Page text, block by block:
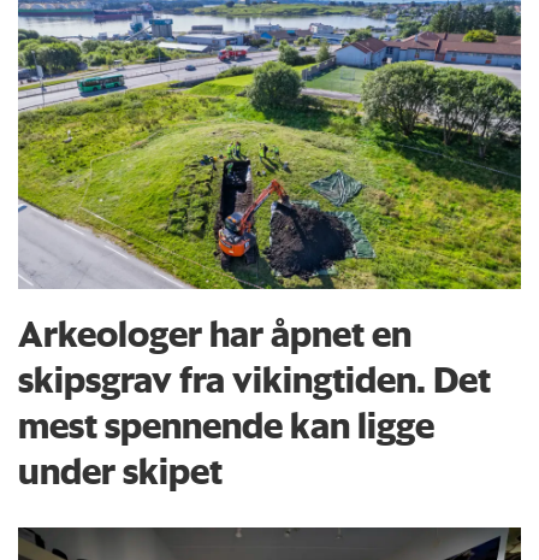
Arkeologer har åpnet en
skipsgrav fra vikingtiden. Det
mest spennende kan ligge
under skipet